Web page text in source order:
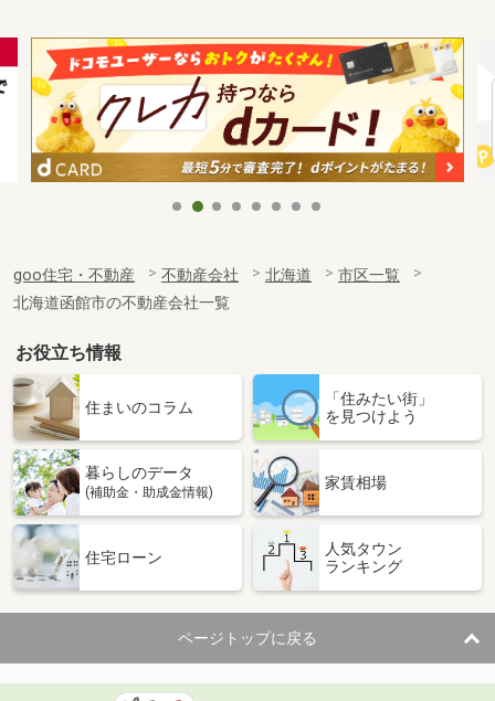
goo住宅・不動産 不動産会社 北海道
市区一覧
北海道函館市の不動産会社一覧
お役立ち情報
住まいのコラム
「住みたい街」
を見つけよう
暮らしのデータ
(補助金・助成金情報)
家賃相場
住宅ローン
人気タウン
ランキング
ページトップに戻る